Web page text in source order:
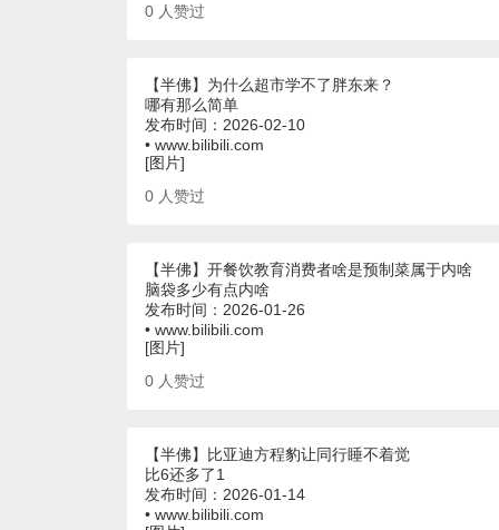
0 人赞过
【半佛】为什么超市学不了胖东来？
哪有那么简单
发布时间：2026-02-10
• www.bilibili.com
[图片]
0 人赞过
【半佛】开餐饮教育消费者啥是预制菜属于内啥
脑袋多少有点内啥
发布时间：2026-01-26
• www.bilibili.com
[图片]
0 人赞过
【半佛】比亚迪方程豹让同行睡不着觉
比6还多了1
发布时间：2026-01-14
• www.bilibili.com